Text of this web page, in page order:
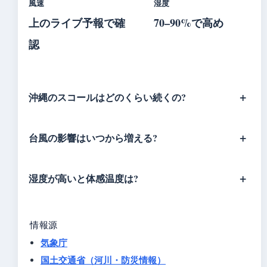
風速
上のライブ予報で確
認
湿度
70–90%で高め
沖縄のスコールはどのくらい続くの?
台風の影響はいつから増える?
湿度が高いと体感温度は?
情報源
気象庁
国土交通省（河川・防災情報）